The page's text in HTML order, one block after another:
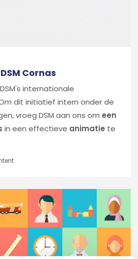
Cornas
internationale
dit initiatief intern onder de
vroeg DSM aan ons om een
in een effectieve animatie te